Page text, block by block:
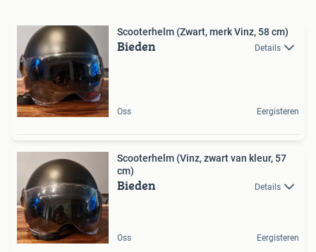
Scooterhelm (Zwart, merk Vinz, 58 cm)
Bieden Details
Oss Eergisteren
Scooterhelm (Vinz, zwart van kleur, 57
cm)
Bieden Details
Oss Eergisteren